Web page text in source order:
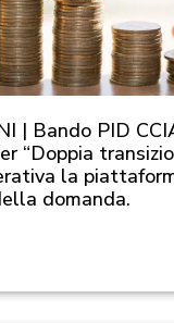
| Bando PID
“Doppia
la
domanda.